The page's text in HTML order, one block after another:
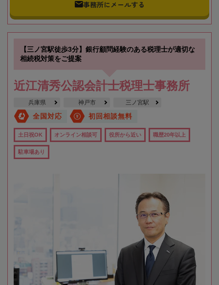
事務所にメールする
【三ノ宮駅徒歩3分】銀行顧問経験のある税理士が適切な
相続税対策をご提案
近江清秀公認会計士税理士事務所
兵庫県 神戸市 三ノ宮駅
全国対応 初回相談無料
土日祝OK オンライン相談可 役所から近い 職歴20年以上
駐車場あり